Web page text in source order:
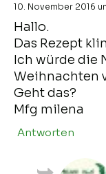
10. November 2016
Hallo.
Das Rezept
Ich würde die
Weihnachten
Geht das?
Mfg milena
Antworten